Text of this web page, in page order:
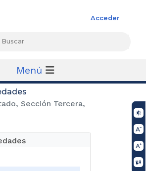
Acceder
Menú
Sección Tercera,